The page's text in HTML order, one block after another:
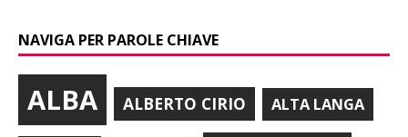
NAVIGA PER PAROLE CHIAVE
ALBA ALBERTO CIRIO ALTA LANGA